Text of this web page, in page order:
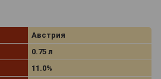
Австрия
0.75 л
11.0%